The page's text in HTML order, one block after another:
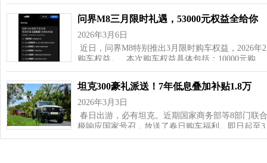
问界M8三月限时礼遇，53000元权益全给你
2026年3月6日
近日，问界M8特别推出3月限时购车权益，2026年
购车权益。 本次购车权益具体包括：10000元购…
坦克300豪礼派送！7年低息叠加补贴1.8万
2026年3月3日
春日出游，必有坦克。近期国家商务部等8部门联
极响应国家号召，放送了春日购车福利。即日起至